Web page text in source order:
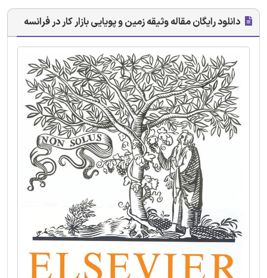
دانلود رایگان مقاله وثیقه زمین و پویایی بازار کار در فرانسه